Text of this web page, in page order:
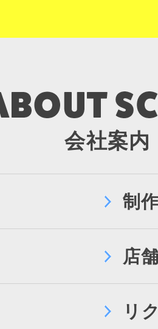
会社案内
制
店
リ